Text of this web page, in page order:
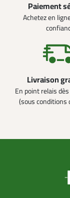
Paiement
Achetez en
Livraison
En point relais
(sous conditions